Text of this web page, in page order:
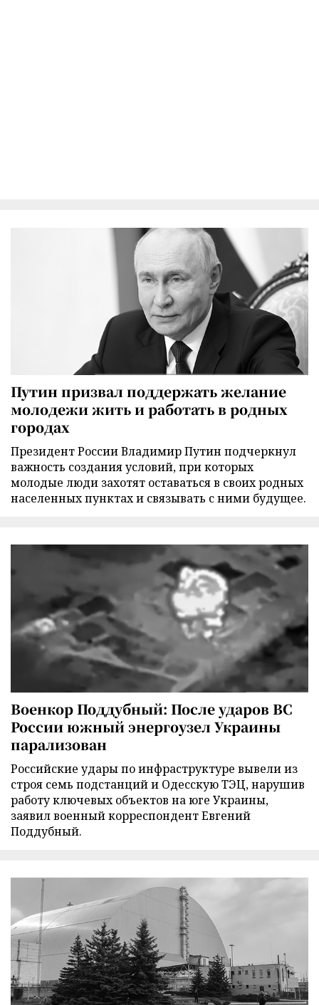
Путин призвал поддержать желание
молодежи жить и работать в родных
городах
Президент России Владимир Путин подчеркнул
важность создания условий, при которых
молодые люди захотят оставаться в своих родных
населенных пунктах и связывать с ними будущее.
Военкор Поддубный: После ударов ВС
России южный энергоузел Украины
парализован
Российские удары по инфраструктуре вывели из
строя семь подстанций и Одесскую ТЭЦ, нарушив
работу ключевых объектов на юге Украины,
заявил военный корреспондент Евгений
Поддубный.